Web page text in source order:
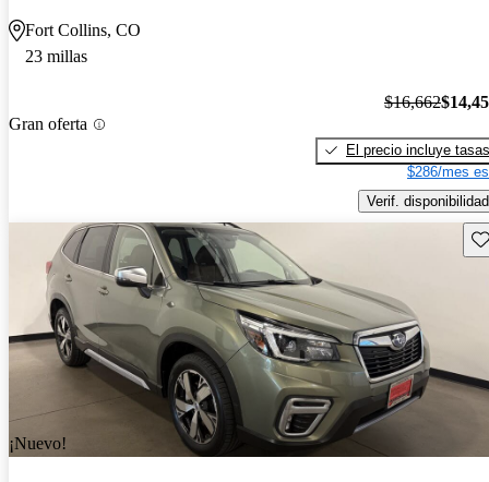
Fort Collins, CO
23 millas
Gran oferta
$16,662
El precio incluye tasas
$286/mes
Verif. disponibilidad
¡Nuevo!